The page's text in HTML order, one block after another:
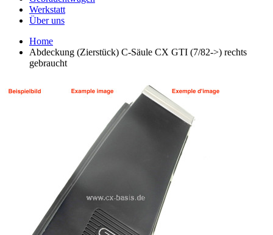
Werkstatt
Über uns
Home
Abdeckung (Zierstück) C-Säule CX GTI (7/82->) rechts
gebraucht